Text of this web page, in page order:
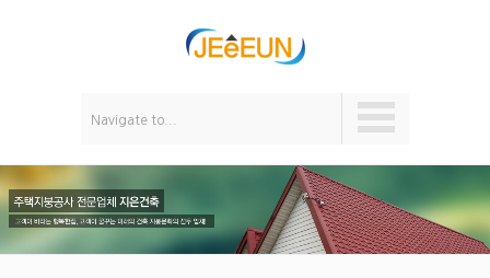
Navigate to...